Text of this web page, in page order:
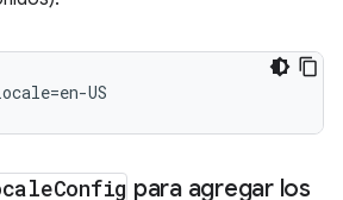
=en-US
Config para agregar los